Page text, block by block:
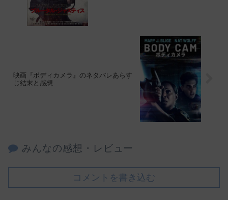
映画『ボディカメラ』のネタバレあらす
じ結末と感想
みんなの感想・レビュー
コメントを書き込む